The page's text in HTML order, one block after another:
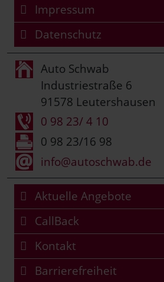
Impressum
Datenschutz
Auto Schwab
Industriestraße 6
91578 Leutershausen
0 98 23/ 4 10
0 98 23/16 98
info@autoschwab.de
Aktuelle Angebote
CallBack
Kontakt
Barrierefreiheit